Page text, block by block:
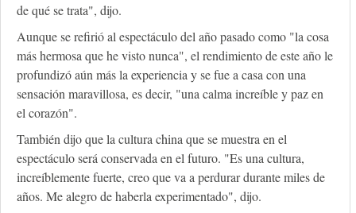
de qué se trata", dijo.
Aunque se refirió al espectáculo del año pasado como "la cosa
más hermosa que he visto nunca", el rendimiento de este año le
profundizó aún más la experiencia y se fue a casa con una
sensación maravillosa, es decir, "una calma increíble y paz en
el corazón".
También dijo que la cultura china que se muestra en el
espectáculo será conservada en el futuro. "Es una cultura,
increíblemente fuerte, creo que va a perdurar durante miles de
años. Me alegro de haberla experimentado", dijo.